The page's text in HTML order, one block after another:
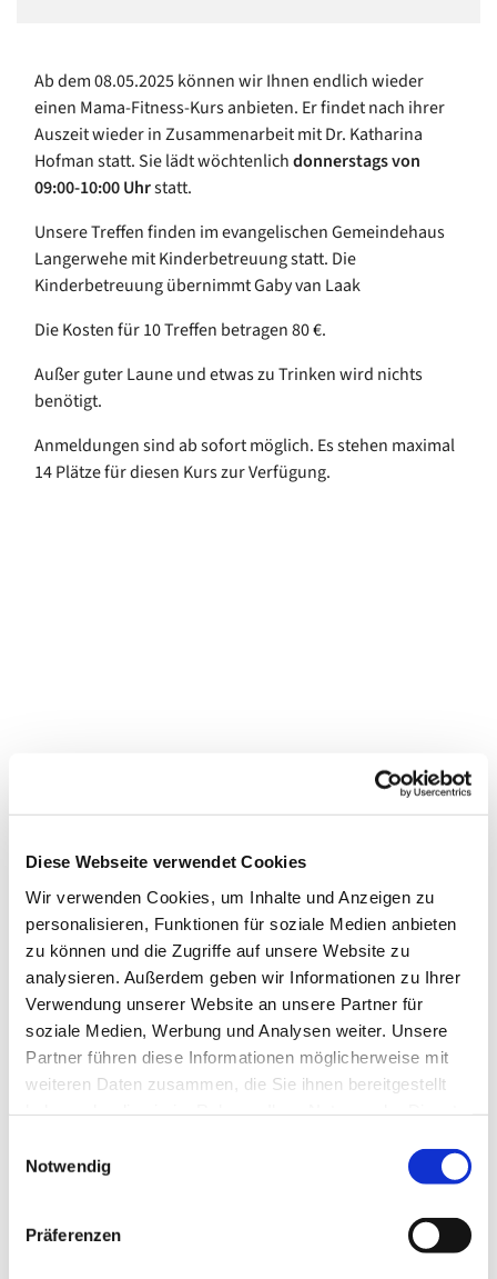
Diese Webseite verwendet Cookies
Wir verwenden Cookies, um Inhalte und Anzeigen zu
personalisieren, Funktionen für soziale Medien anbieten
zu können und die Zugriffe auf unsere Website zu
analysieren. Außerdem geben wir Informationen zu Ihrer
Verwendung unserer Website an unsere Partner für
soziale Medien, Werbung und Analysen weiter. Unsere
Partner führen diese Informationen möglicherweise mit
weiteren Daten zusammen, die Sie ihnen bereitgestellt
Notwendig
Präferenzen
Ab dem 08.05.2025 können wir Ihnen endlich wieder
einen Mama-Fitness-Kurs anbieten. Er findet nach ihrer
Auszeit wieder in Zusammenarbeit mit Dr. Katharina
Hofman statt. Sie lädt wöchtenlichdonnerstags von
09:00-10:00 Uhrstatt.
Unsere Treffen finden im evangelischen Gemeindehaus
Langerwehe mit Kinderbetreuung statt. Die
Kinderbetreuung übernimmt Gaby van Laak
Die Kosten für 10 Treffen betragen 80 €.
Außer guter Laune und etwas zu Trinken wird nichts
benötigt.
Anmeldungen sind ab sofort möglich. Es stehen maximal
14 Plätze für diesen Kurs zur Verfügung.